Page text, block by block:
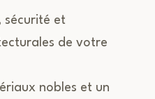
sécurité et
de votre
nobles et un